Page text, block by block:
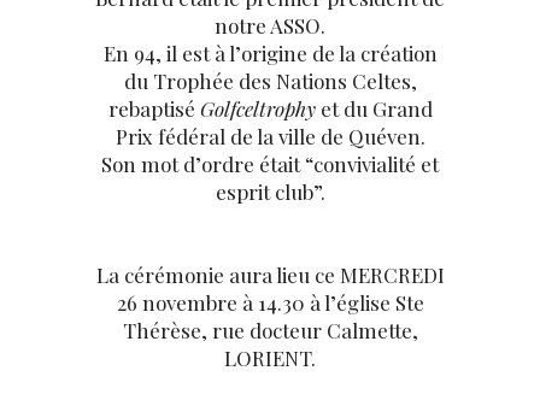
notre ASSO.
En 94, il est à l’origine de la création
du Trophée des Nations Celtes,
rebaptisé Golfceltrophy et du Grand
Prix fédéral de la ville de Quéven.
Son mot d’ordre était “convivialité et
esprit club”.
La cérémonie aura lieu ce MERCREDI
26 novembre à 14.30 à l’église Ste
Thérèse, rue docteur Calmette,
LORIENT.